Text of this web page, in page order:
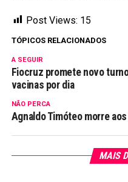
Post Views: 15
TÓPICOS RELACIONADOS
A SEGUIR
Fiocruz promete novo
vacinas por dia
NÃO PERCA
Agnaldo Timóteo morre
MAIS